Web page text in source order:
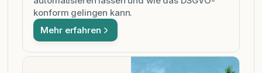
konform gelingen kann.
Mehr erfahren